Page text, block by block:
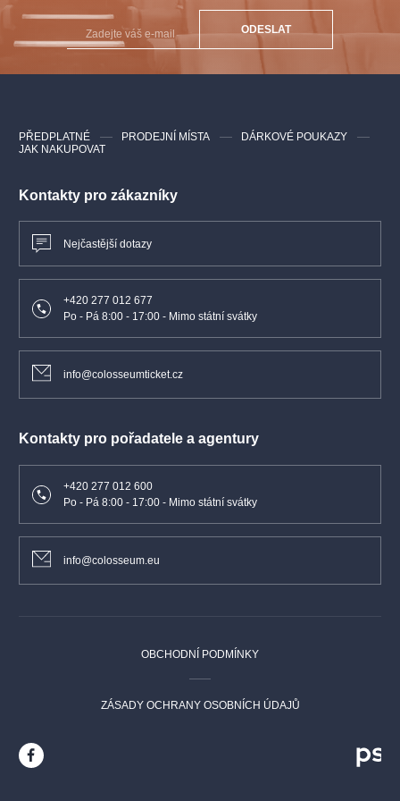
ODESLAT
Kontakty pro zákazníky
Nejčastější dotazy
+420 277 012 677
Po - Pá 8:00 - 17:00 - Mimo státní svátky
info@colosseumticket.cz
Kontakty pro pořadatele a agentury
+420 277 012 600
Po - Pá 8:00 - 17:00 - Mimo státní svátky
info@colosseum.eu
PŘEDPLATNÉ PRODEJNÍ MÍSTA
DÁRKOVÉ POUKAZY
JAK NAKUPOVAT
OBCHODNÍ PODMÍNKY
ZÁSADY OCHRANY OSOBNÍCH ÚDAJŮ